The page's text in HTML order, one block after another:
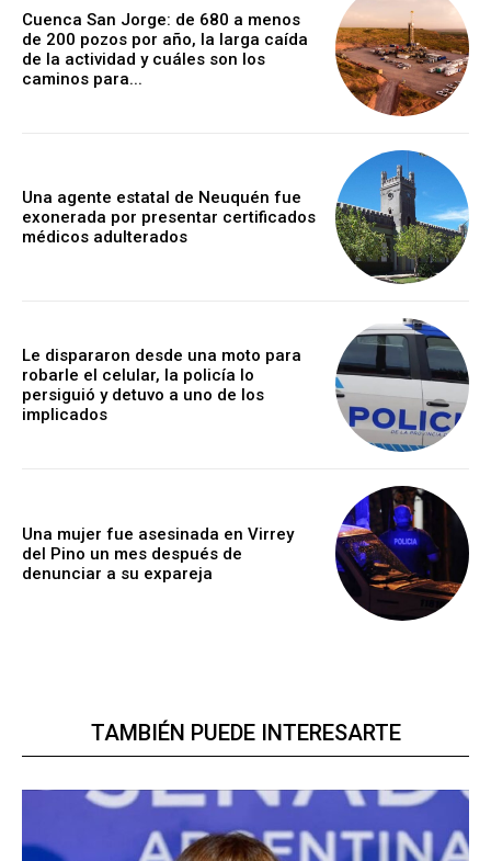
Cuenca San Jorge: de 680 a menos
de 200 pozos por año, la larga caída
de la actividad y cuáles son los
caminos para...
Una agente estatal de Neuquén fue
exonerada por presentar certificados
médicos adulterados
Le dispararon desde una moto para
robarle el celular, la policía lo
persiguió y detuvo a uno de los
implicados
Una mujer fue asesinada en Virrey
del Pino un mes después de
denunciar a su expareja
TAMBIÉN PUEDE INTERESARTE